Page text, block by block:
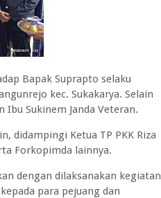
Bapak Suprapto selaku
kec. Sukakarya. Selain
Sukinem Janda Veteran.
didampingi Ketua TP PKK Riza
Forkopimda lainnya.
dengan dilaksanakan kegiatan
para pejuang dan